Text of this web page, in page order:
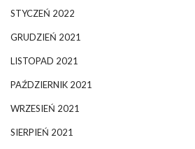
STYCZEŃ 2022
GRUDZIEŃ 2021
LISTOPAD 2021
PAŹDZIERNIK 2021
WRZESIEŃ 2021
SIERPIEŃ 2021